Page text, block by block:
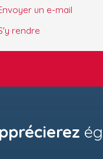
un e-mail
rendre